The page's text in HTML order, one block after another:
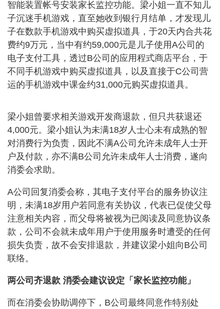
智能装置帐号安装家长监控功能。梁小姐一直不知儿
子沉迷手机游戏，直至她收到银行月结单，才发现儿
子在数款手机游戏中购买虚拟道具，于20天内合共花
费约9万元，当中有约59,000元是儿子使用A公司的
电子支付工具，透过B公司的应用程式商店平台，于
不同手机游戏中购买虚拟道具，以及直接于C公司营
运的手机游戏中课金约31,000元购买虚拟道具。
梁小姐曾要求相关游戏开发商退款，但只共获退还
4,000元。梁小姐认为未满18岁人士心未有成熟的智
对消费行为负责，因此不满A公司允许未成年人士开
户及付款，亦不满B公司允许未成年人士消费，遂向
消委会求助。
A公司回复消委会称，其电子支付平台的服务协议注
明，未满18岁用户若同意有关协议，代表已促使父母
注意相关内容，而父母将被视为已阅读及同意协议条
款，公司不会就未成年用户于使用服务时遭受的任何
损失负责，故不会安排退款，并建议梁小姐向B公司
联络。
两公司齐退款 消委会建议设定「家长监控功能」
而在消委会协助调停下，B公司最终同意作特别处